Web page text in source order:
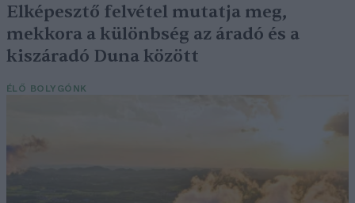
Elképesztő felvétel mutatja meg,
mekkora a különbség az áradó és a
kiszáradó Duna között
ÉLŐ BOLYGÓNK